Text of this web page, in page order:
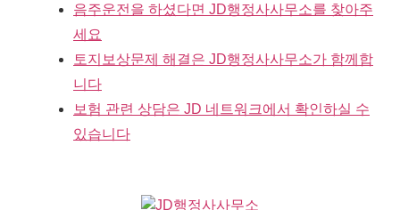
음주운전을 하셨다면 JD행정사사무소를 찾아주
세요
토지보상문제 해결은 JD행정사사무소가 함께합
니다
보험 관련 상담은 JD 네트워크에서 확인하실 수
있습니다